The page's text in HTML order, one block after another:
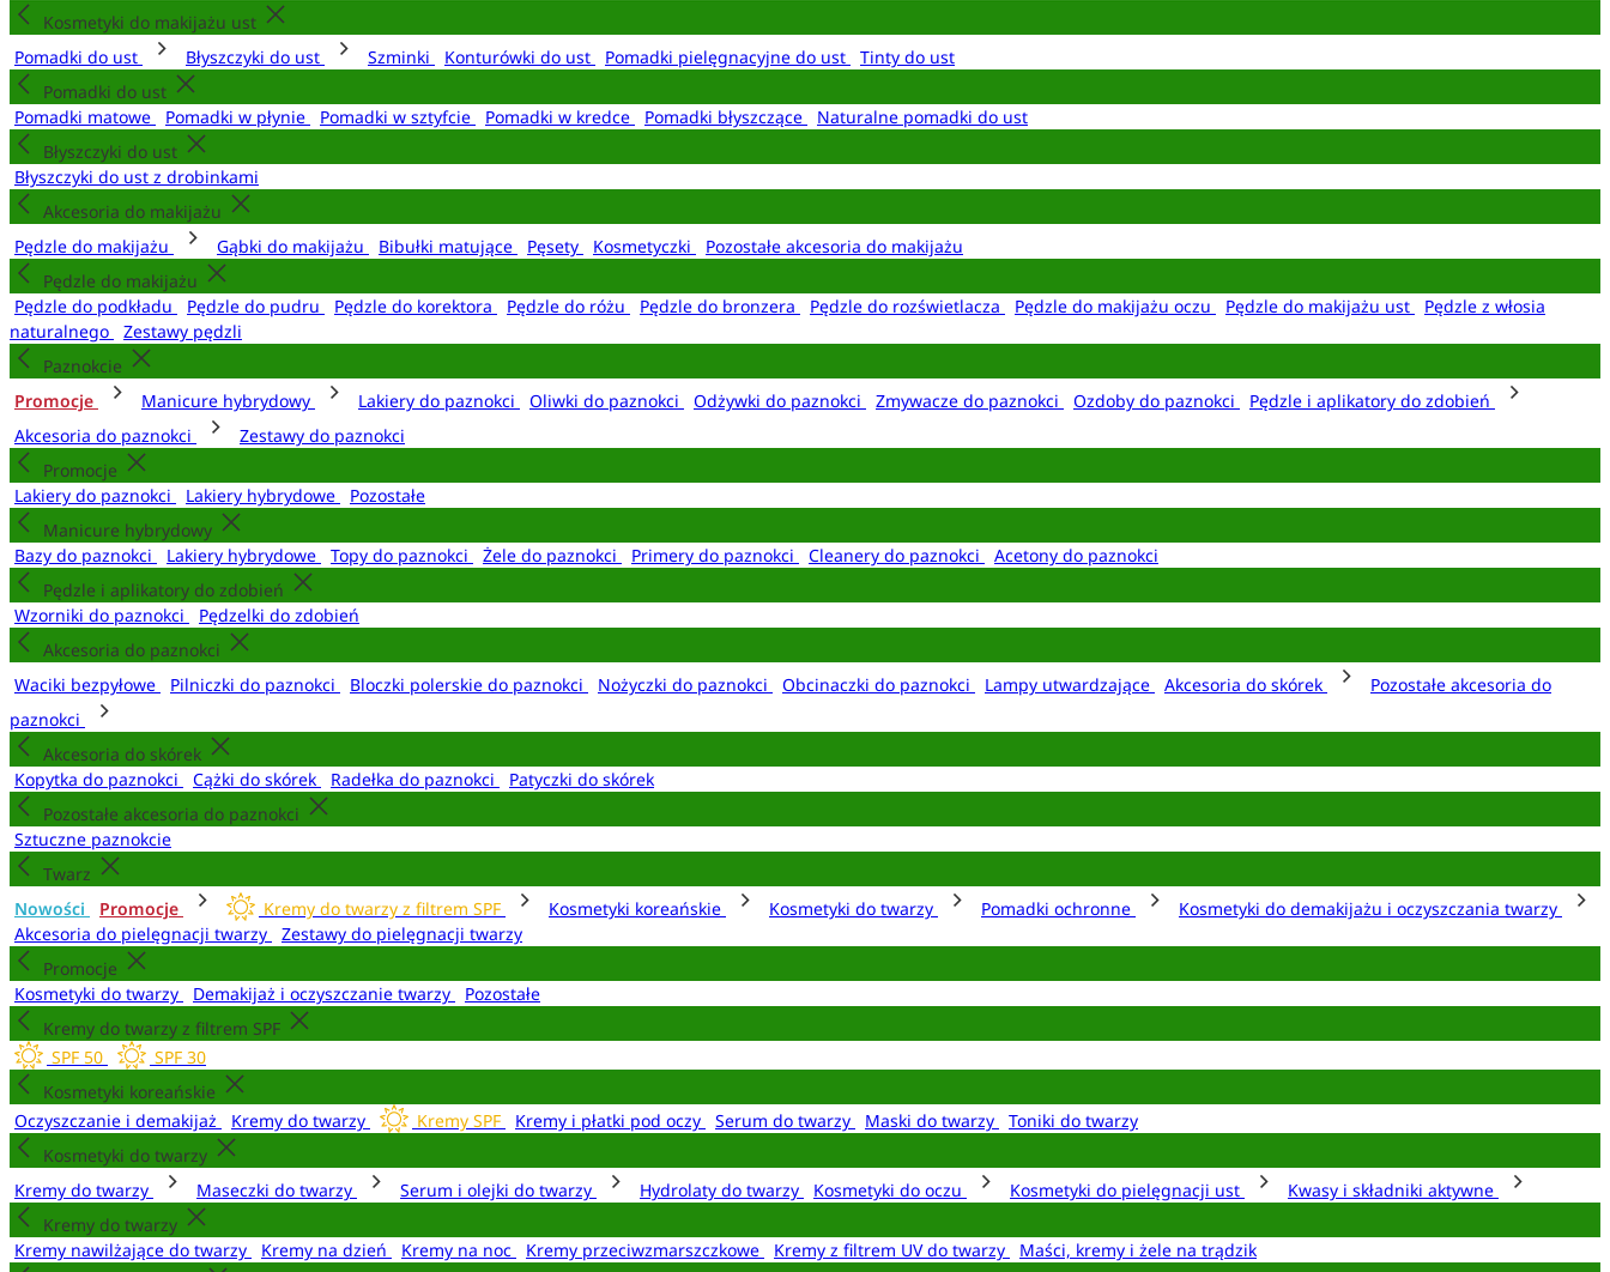
Kosmetyki do makijażu ust
Pomadki do ust
Błyszczyki do ust Szminki Konturówki do ust Pomadki pielęgnacyjne do ust
Tinty do ust
Pomadki do ust
Pomadki matowe
Pomadki w płynie Pomadki w sztyfcie Pomadki w kredce Pomadki błyszczące
Naturalne pomadki do ust
Błyszczyki do ust
Błyszczyki do ust z drobinkami
Akcesoria do makijażu
Pędzle do makijażu
Gąbki do makijażu Bibułki matujące Pęsety Kosmetyczki
Pozostałe akcesoria do makijażu
Pędzle do makijażu
Pędzle do podkładu
Pędzle do pudru Pędzle do korektora Pędzle do różu Pędzle do bronzera Pędzle do rozświetlacza Pędzle do makijażu oczu Pędzle do makijażu ust
Pędzle z włosia
naturalnego
Zestawy pędzli
Paznokcie
Promocje
Manicure hybrydowy Lakiery do paznokci Oliwki do paznokci Odżywki do paznokci Zmywacze do paznokci Ozdoby do paznokci
Pędzle i aplikatory do zdobień
Akcesoria do paznokci
Zestawy do paznokci
Promocje
Lakiery do paznokci
Lakiery hybrydowe
Pozostałe
Manicure hybrydowy
Bazy do paznokci
Lakiery hybrydowe Topy do paznokci Żele do paznokci Primery do paznokci Cleanery do paznokci
Acetony do paznokci
Pędzle i aplikatory do zdobień
Wzorniki do paznokci
Pędzelki do zdobień
Akcesoria do paznokci
Waciki bezpyłowe
Pilniczki do paznokci Bloczki polerskie do paznokci Nożyczki do paznokci Obcinaczki do paznokci Lampy utwardzające Akcesoria do skórek
Pozostałe akcesoria do
paznokci
Akcesoria do skórek
Kopytka do paznokci
Cążki do skórek Radełka do paznokci
Patyczki do skórek
Pozostałe akcesoria do paznokci
Sztuczne paznokcie
Twarz
Nowości
Promocje Kremy do twarzy z filtrem SPF Kosmetyki koreańskie Kosmetyki do twarzy Pomadki ochronne
Kosmetyki do demakijażu i oczyszczania twarzy
Akcesoria do pielęgnacji twarzy
Zestawy do pielęgnacji twarzy
Promocje
Kosmetyki do twarzy
Demakijaż i oczyszczanie twarzy
Pozostałe
Kremy do twarzy z filtrem SPF
SPF 50
SPF 30
Kosmetyki koreańskie
Oczyszczanie i demakijaż
Kremy do twarzy Kremy SPF Kremy i płatki pod oczy Serum do twarzy Maski do twarzy
Toniki do twarzy
Kosmetyki do twarzy
Kremy do twarzy
Maseczki do twarzy Serum i olejki do twarzy Hydrolaty do twarzy Kosmetyki do oczu Kosmetyki do pielęgnacji ust
Kwasy i składniki aktywne
Kremy do twarzy
Kremy nawilżające do twarzy
Kremy na dzień Kremy na noc Kremy przeciwzmarszczkowe Kremy z filtrem UV do twarzy
Maści, kremy i żele na trądzik